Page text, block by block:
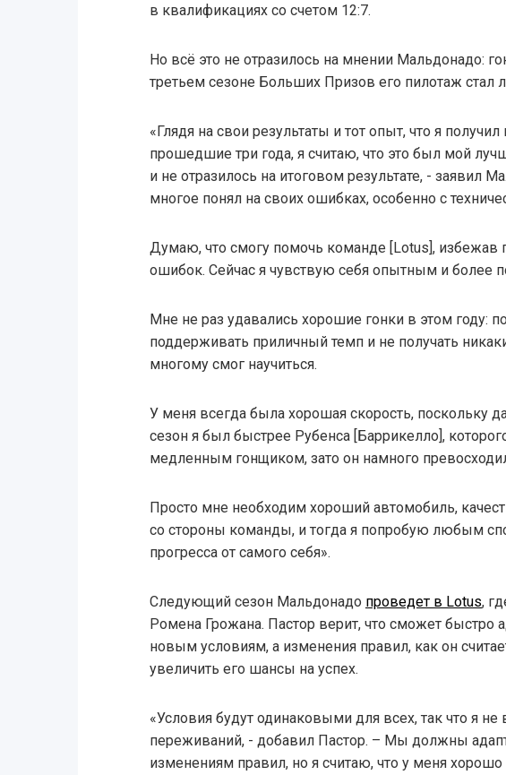
в квалификациях со счетом 12:7.
Но всё это не отразилось на мнении Мальдонадо:
третьем сезоне Больших Призов его пилотаж стал
«Глядя на свои результаты и тот опыт, что я
прошедшие три года, я считаю, что это был мой
и не отразилось на итоговом результате, - заявил
многое понял на своих ошибках, особенно с
Думаю, что смогу помочь команде [Lotus], избежав
ошибок. Сейчас я чувствую себя опытным и более
Мне не раз удавались хорошие гонки в этом году:
поддерживать приличный темп и не получать
многому смог научиться.
У меня всегда была хорошая скорость, поскольку
сезон я был быстрее Рубенса [Баррикелло],
медленным гонщиком, зато он намного
Просто мне необходим хороший автомобиль,
со стороны команды, и тогда я попробую любым
прогресса от самого себя».
Следующий сезон Мальдонадо проведет в Lotus,
Ромена Грожана. Пастор верит, что сможет быстро
новым условиям, а изменения правил, как он
увеличить его шансы на успех.
«Условия будут одинаковыми для всех, так что я
переживаний, - добавил Пастор. – Мы должны
изменениям правил, но я считаю, что у меня хорошо